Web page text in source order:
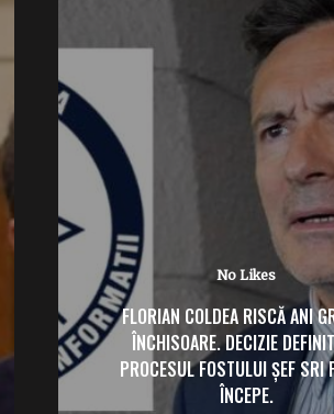
No Likes
FLORIAN COLDEA RISCĂ ANI
ÎNCHISOARE. DECIZIE
PROCESUL FOSTULUI ȘEF SRI
ÎNCEPE.